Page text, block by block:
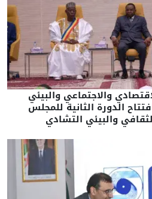
والاجتماعي والبيئي
الدورة الثانية للمجلس
والبيئي التشادي